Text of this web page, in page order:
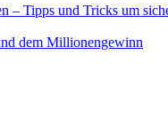
– Tipps und Tricks um
dem Millionengewinn